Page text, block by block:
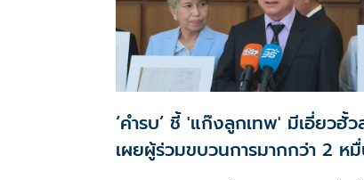
‘คำรบ’ ชี้ 'แก๊งลูกเทพ' มีเอี่ยวฮั้ว
เผยผู้ร่วมขบวนการมากกว่า 2 ห